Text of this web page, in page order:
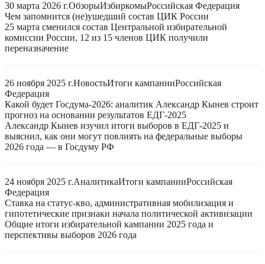
30 марта 2026 г.ОбзорыИзбиркомыРоссийская Федерация
Чем запомнится (не)ушедший состав ЦИК России
25 марта сменился состав Центральной избирательной
комиссии России, 12 из 15 членов ЦИК получили
переназначение
26 ноября 2025 г.НовостьИтоги кампанииРоссийская
Федерация
Какой будет Госдума-2026: аналитик Александр Кынев строит
прогноз на основании результатов ЕДГ-2025
Александр Кынев изучил итоги выборов в ЕДГ-2025 и
выяснил, как они могут повлиять на федеральные выборы
2026 года — в Госдуму РФ
24 ноября 2025 г.АналитикаИтоги кампанииРоссийская
Федерация
Ставка на статус-кво, административная мобилизация и
гипотетические признаки начала политической активизации
Общие итоги избирательной кампании 2025 года и
перспективы выборов 2026 года